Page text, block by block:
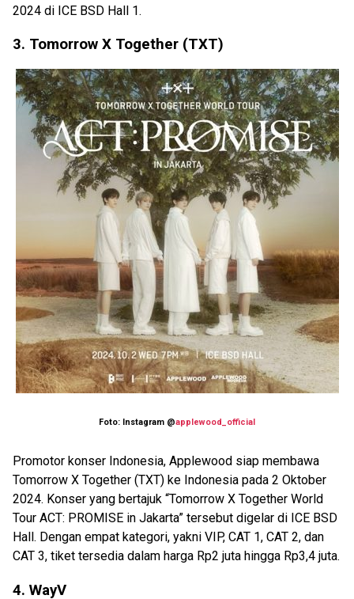
2024 di ICE BSD Hall 1.
3. Tomorrow X Together (TXT)
Foto: Instagram @applewood_official
Promotor konser Indonesia, Applewood siap membawa
Tomorrow X Together (TXT) ke Indonesia pada 2 Oktober
2024. Konser yang bertajuk “Tomorrow X Together World
Tour ACT: PROMISE in Jakarta” tersebut digelar di ICE BSD
Hall. Dengan empat kategori, yakni VIP, CAT 1, CAT 2, dan
CAT 3, tiket tersedia dalam harga Rp2 juta hingga Rp3,4 juta.
4. WayV